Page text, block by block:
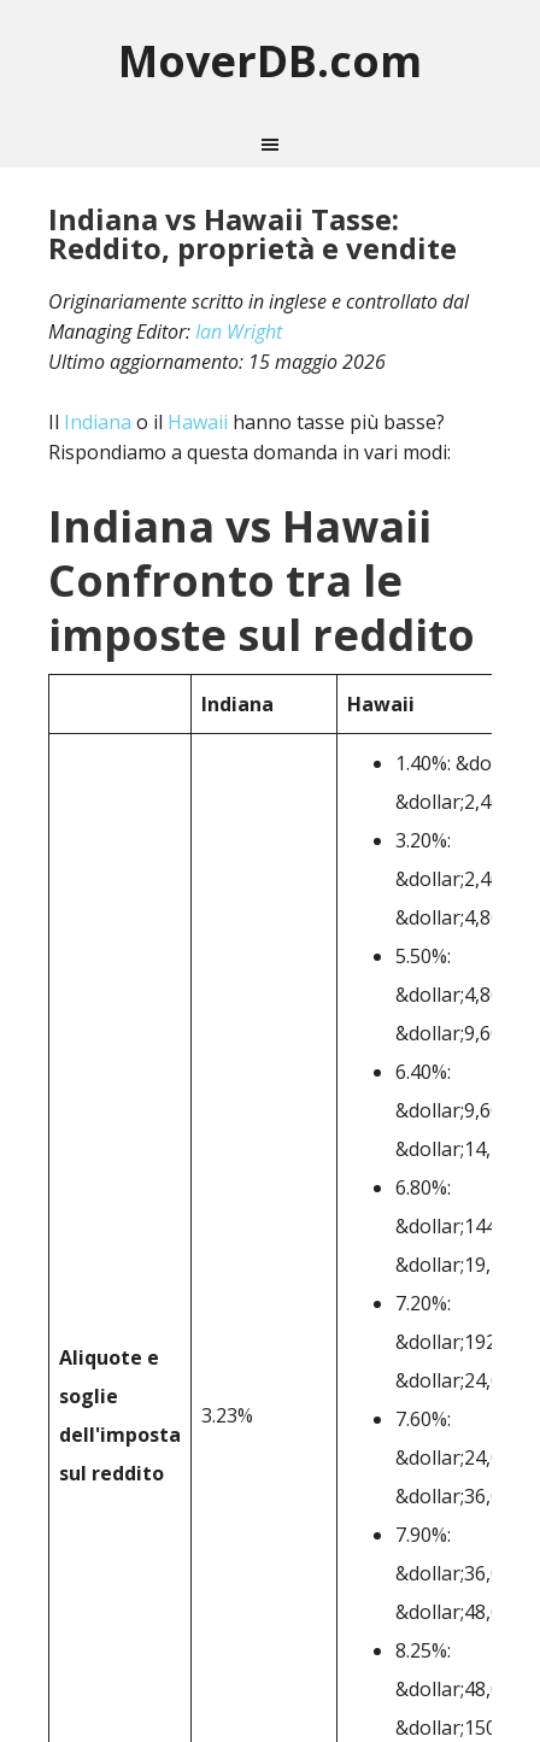
MoverDB.com
Indiana vs Hawaii Tasse:
Reddito, proprietà e vendite
Originariamente scritto in inglese e controllato dal
Managing Editor:Ian Wright
Ultimo aggiornamento: 15 maggio 2026
Il Indiana o il Hawaii hanno tasse più basse?
Rispondiamo a questa domanda in vari modi:
Indiana vs Hawaii
Confronto tra le
imposte sul reddito
Indiana Hawaii
Aliquote e
soglie
dell'imposta
sul reddito
3.23%
1.40%:
&dollar;2,400
3.20%:
&dollar;2,401-
&dollar;4,800
5.50%:
&dollar;4,801-
&dollar;9,600
6.40%:
&dollar;9,601-
&dollar;14,400
6.80%:
&dollar;14401-
&dollar;19,200
7.20%:
&dollar;19201-
&dollar;24,000
7.60%:
&dollar;24,001-
&dollar;36,000
7.90%:
&dollar;36,001-
&dollar;48,000
8.25%:
&dollar;48,001-
&dollar;150,000